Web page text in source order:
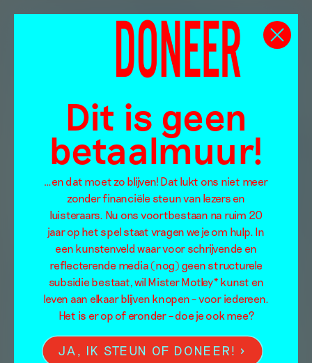
Dit is geen
betaalmuur!
…en dat moet zo blijven! Dat lukt ons niet meer
zonder financiële steun van lezers en
luisteraars. Nu ons voortbestaan na ruim 20
jaar op het spel staat vragen we je om hulp. In
een kunstenveld waar voor schrijvende en
reflecterende media (nog) geen structurele
subsidie bestaat, wil Mister Motley* kunst en
leven aan elkaar blijven knopen – voor iedereen.
Het is er op of eronder – doe je ook mee?
JA, IK STEUN OF DONEER!